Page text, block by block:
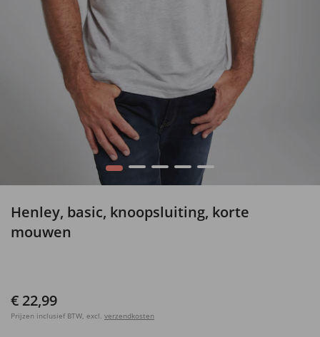
1 2 3 4 5
Henley, basic, knoopsluiting, korte
mouwen
€ 22,99
Prijzen inclusief BTW, excl. verzendkosten